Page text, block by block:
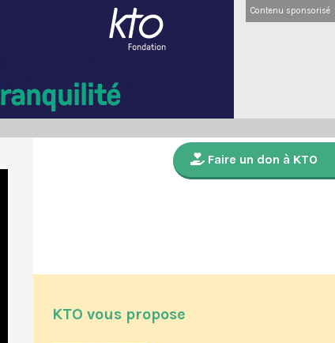
Contenu sponsorisé
Faire un don à KTO
KTO vous propose